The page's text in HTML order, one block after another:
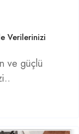
Verilerinizi
ve güçlü